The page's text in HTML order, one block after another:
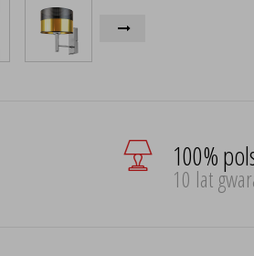
100%
10 lat